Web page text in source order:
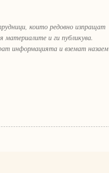
които редовно изпращат
и ги публикува.
информацията и вземат назаем